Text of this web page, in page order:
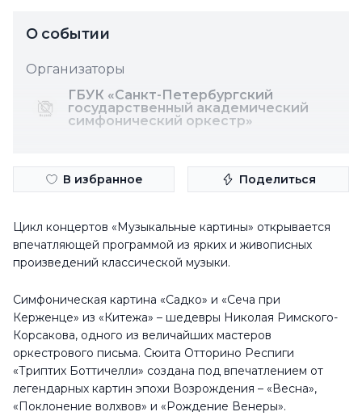
О событии
Организаторы
ГБУК «Санкт-Петербургский
государственный академический
симфонический оркестр»
В избранное Поделиться
Цикл концертов «Музыкальные картины» открывается
впечатляющей программой из ярких и живописных
произведений классической музыки.
Симфоническая картина «Садко» и «Сеча при
Керженце» из «Китежа» – шедевры Николая Римского-
Корсакова, одного из величайших мастеров
оркестрового письма. Сюита Отторино Респиги
«Триптих Боттичелли» создана под впечатлением от
легендарных картин эпохи Возрождения – «Весна»,
«Поклонение волхвов» и «Рождение Венеры».